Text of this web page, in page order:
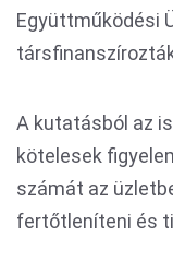
Együttműködési
A kutatásból az
kötelesek
számát az
fertőtleníteni és